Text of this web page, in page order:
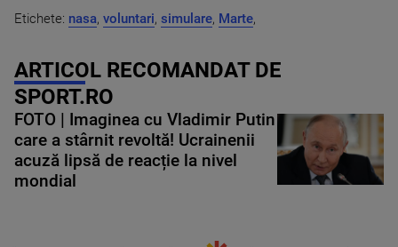
Etichete: nasa, voluntari, simulare, Marte,
ARTICOL RECOMANDAT DE
SPORT.RO
FOTO | Imaginea cu Vladimir Putin
care a stârnit revoltă! Ucrainenii
acuză lipsă de reacție la nivel
mondial